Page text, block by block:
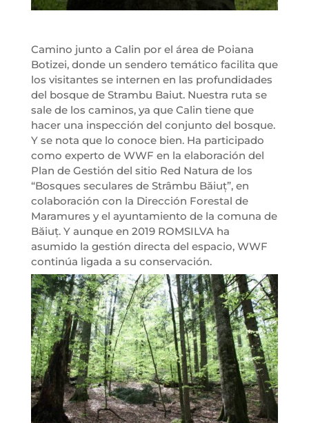
Camino junto a Calin por el área de Poiana
Botizei, donde un sendero temático facilita que
los visitantes se internen en las profundidades
del bosque de Strambu Baiut. Nuestra ruta se
sale de los caminos, ya que Calin tiene que
hacer una inspección del conjunto del bosque.
Y se nota que lo conoce bien. Ha participado
como experto de WWF en la elaboración del
Plan de Gestión del sitio Red Natura de los
“Bosques seculares de Strâmbu Băiuț”, en
colaboración con la Dirección Forestal de
Maramures y el ayuntamiento de la comuna de
Băiuț. Y aunque en 2019 ROMSILVA ha
asumido la gestión directa del espacio, WWF
continúa ligada a su conservación.